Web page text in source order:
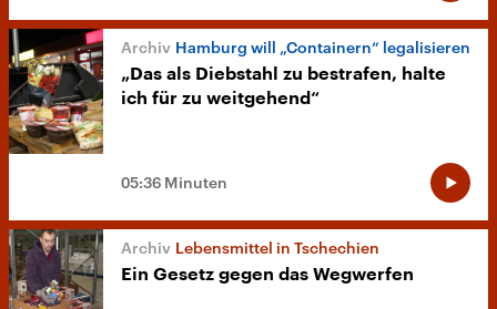
Hamburg will „Containern“ legalisieren
„Das als Diebstahl zu bestrafen, halte
ich für zu weitgehend“
05:36 Minuten
Lebensmittel in Tschechien
Ein Gesetz gegen das Wegwerfen